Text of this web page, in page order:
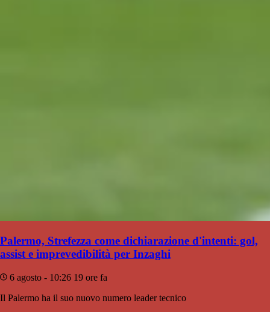
Palermo, Strefezza come dichiarazione d'intenti: gol,
assist e imprevedibilità per Inzaghi
6 agosto - 10:26 19 ore fa
Il Palermo ha il suo nuovo numero leader tecnico